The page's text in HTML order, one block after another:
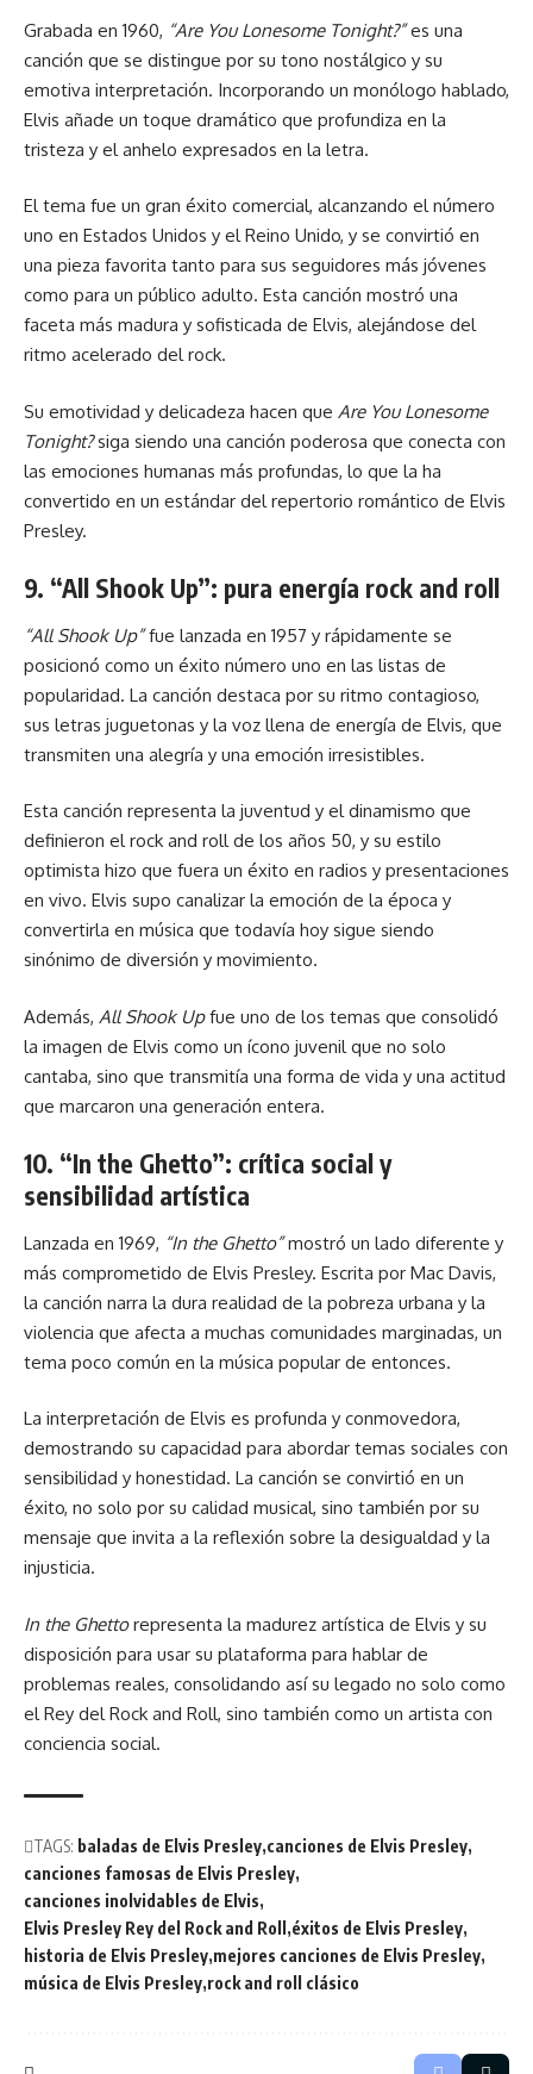
Grabada en 1960, “Are You Lonesome Tonight?”es una
canción que se distingue por su tono nostálgico y su
emotiva interpretación. Incorporando un monólogo hablado,
Elvis añade un toque dramático que profundiza en la
tristeza y el anhelo expresados en la letra.
El tema fue un gran éxito comercial, alcanzando el número
uno en Estados Unidos y el Reino Unido, y se convirtió en
una pieza favorita tanto para sus seguidores más jóvenes
como para un público adulto. Esta canción mostró una
faceta más madura y sofisticada de Elvis, alejándose del
ritmo acelerado del rock.
Su emotividad y delicadeza hacen que Are You Lonesome
Tonight?siga siendo una canción poderosa que conecta con
las emociones humanas más profundas, lo que la ha
convertido en un estándar del repertorio romántico de Elvis
Presley.
9. “All Shook Up”: pura energía rock and roll
“All Shook Up”fue lanzada en 1957 y rápidamente se
posicionó como un éxito número uno en las listas de
popularidad. La canción destaca por su ritmo contagioso,
sus letras juguetonas y la voz llena de energía de Elvis, que
transmiten una alegría y una emoción irresistibles.
Esta canción representa la juventud y el dinamismo que
definieron el rock and roll de los años 50, y su estilo
optimista hizo que fuera un éxito en radios y presentaciones
en vivo. Elvis supo canalizar la emoción de la época y
convertirla en música que todavía hoy sigue siendo
sinónimo de diversión y movimiento.
Además, All Shook Upfue uno de los temas que consolidó
la imagen de Elvis como un ícono juvenil que no solo
cantaba, sino que transmitía una forma de vida y una actitud
que marcaron una generación entera.
10. “In the Ghetto”: crítica social y
sensibilidad artística
Lanzada en 1969, “In the Ghetto”mostró un lado diferente y
más comprometido de Elvis Presley. Escrita por Mac Davis,
la canción narra la dura realidad de la pobreza urbana y la
violencia que afecta a muchas comunidades marginadas, un
tema poco común en la música popular de entonces.
La interpretación de Elvis es profunda y conmovedora,
demostrando su capacidad para abordar temas sociales con
sensibilidad y honestidad. La canción se convirtió en un
éxito, no solo por su calidad musical, sino también por su
mensaje que invita a la reflexión sobre la desigualdad y la
injusticia.
In the Ghettorepresenta la madurez artística de Elvis y su
disposición para usar su plataforma para hablar de
problemas reales, consolidando así su legado no solo como
el Rey del Rock and Roll, sino también como un artista con
conciencia social.
TAGS: baladas de Elvis Presley canciones de Elvis Presley
canciones famosas de Elvis Presley
canciones inolvidables de Elvis
Elvis Presley Rey del Rock and Roll
éxitos de Elvis Presley
historia de Elvis Presley mejores canciones de Elvis Presley
música de Elvis Presley rock and roll clásico